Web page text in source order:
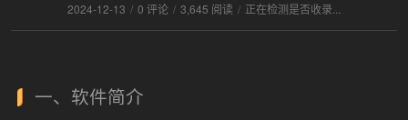
2024-12-13 / 0 评论 / 3,645 阅读 / 正在检测是否收录...
一、软件简介